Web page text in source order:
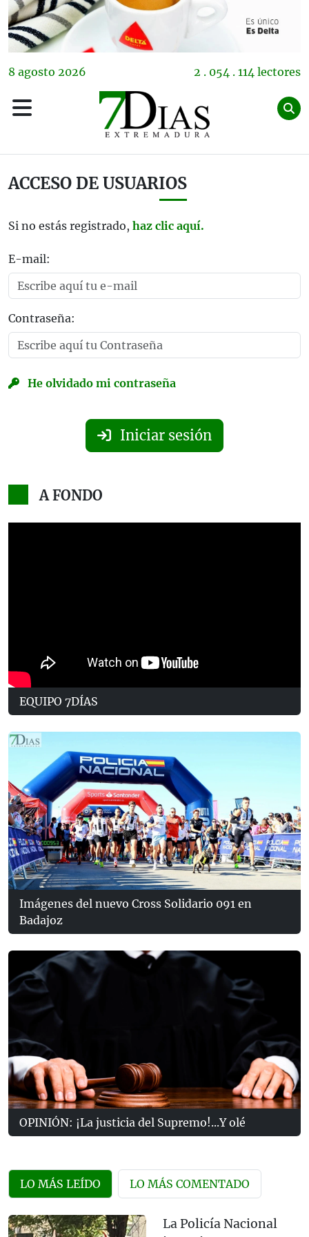
8 agosto 2026 2 . 054 . 114 lectores
ACCESO DE USUARIOS
Si no estás registrado, haz clic aquí.
E-mail:
Contraseña:
He olvidado mi contraseña
Iniciar sesión
A FONDO
EQUIPO 7DÍAS
Imágenes del nuevo Cross Solidario 091 en
Badajoz
OPINIÓN: ¡La justicia del Supremo!...Y olé
LO MÁS LEÍDO LO MÁS COMENTADO
La Policía Nacional